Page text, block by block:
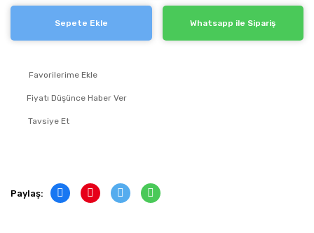
Sepete Ekle Whatsapp ile Sipariş
Fiyatı Düşünce Haber Ver
Tavsiye Et
Paylaş: